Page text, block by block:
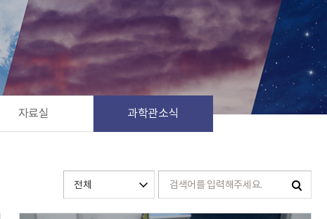
자료실 과학관소식